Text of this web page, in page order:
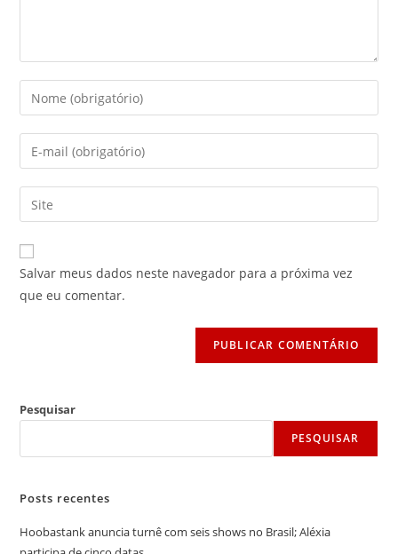
Digite
seu
nome
ou
de
usuário
para
comentar
Digite
seu
endereço
de
mail
para
comentar
Digite
o
URL
do
site
Salvar meus dados neste navegador para a próxima vez
que eu comentar.
Pesquisar
PESQUISAR
Posts recentes
Hoobastank anuncia turnê com seis shows no Brasil; Aléxia